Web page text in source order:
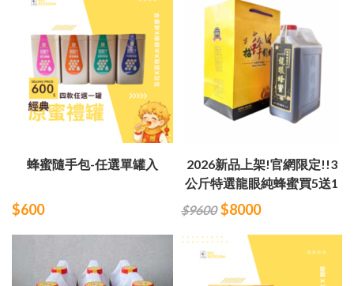
蜂蜜隨手包-任選單罐入
$600
2026新品上架!官網限定!!3
公斤特選龍眼純蜂蜜買5送1
$9600 $8000